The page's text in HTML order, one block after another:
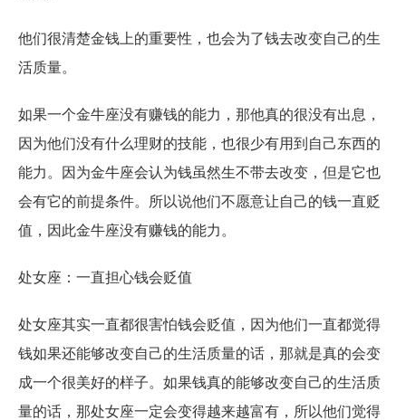
他们很清楚金钱上的重要性，也会为了钱去改变自己的生
活质量。
如果一个金牛座没有赚钱的能力，那他真的很没有出息，
因为他们没有什么理财的技能，也很少有用到自己东西的
能力。因为金牛座会认为钱虽然生不带去改变，但是它也
会有它的前提条件。所以说他们不愿意让自己的钱一直贬
值，因此金牛座没有赚钱的能力。
处女座：一直担心钱会贬值
处女座其实一直都很害怕钱会贬值，因为他们一直都觉得
钱如果还能够改变自己的生活质量的话，那就是真的会变
成一个很美好的样子。如果钱真的能够改变自己的生活质
量的话，那处女座一定会变得越来越富有，所以他们觉得